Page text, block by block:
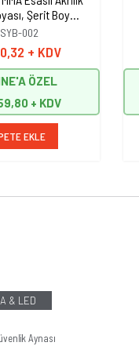
Şerit Boyası
kg Beyaz
002
+ KDV
ÖZEL
EKLE
& LED
Aynası